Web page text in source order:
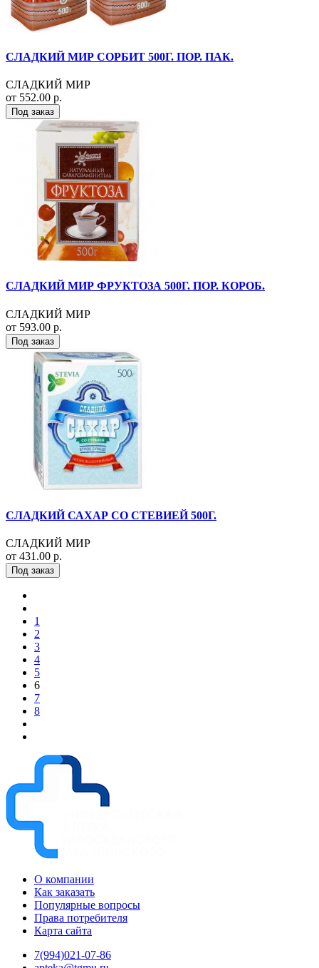
СЛАДКИЙ МИР СОРБИТ 500Г. ПОР. ПАК.
СЛАДКИЙ МИР
от 552.00 р.
Под заказ
СЛАДКИЙ МИР ФРУКТОЗА 500Г. ПОР. КОРОБ.
СЛАДКИЙ МИР
от 593.00 р.
Под заказ
СЛАДКИЙ САХАР СО СТЕВИЕЙ 500Г.
СЛАДКИЙ МИР
от 431.00 р.
Под заказ
1
2
3
4
5
6
7
8
О компании
Как заказать
Популярные вопросы
Права потребителя
Карта сайта
7(994)021-07-86